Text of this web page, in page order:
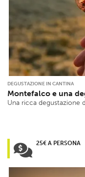
DEGUSTAZIONE IN CANTINA
Montefalco e una
Una ricca degustazione
25€ A PERSONA